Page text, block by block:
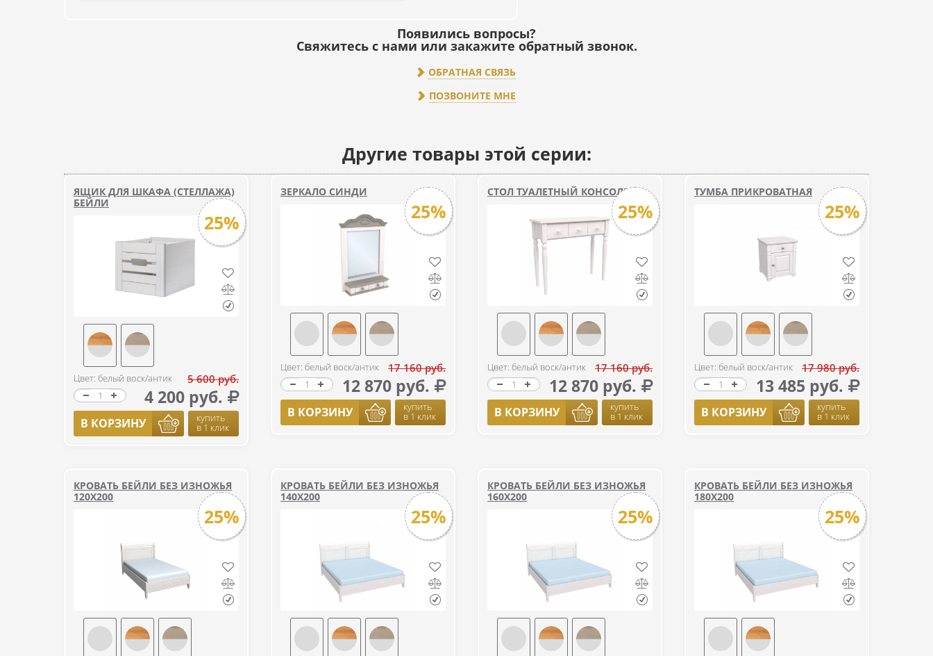
Появились вопросы?
Свяжитесь с нами или закажите обратный звонок.
ОБРАТНАЯ СВЯЗЬ
ПОЗВОНИТЕ МНЕ
Другие товары этой серии:
ЯЩИК ДЛЯ ШКАФА (СТЕЛЛАЖА)
БЕЙЛИ
25%
Цвет: белый воск/антик 5 600 руб.
4 200 руб.
В КОРЗИНУ купить
в 1 клик
ЗЕРКАЛО СИНДИ
25%
Цвет: белый воск/антик 17 160 руб.
12 870 руб.
В КОРЗИНУ купить
в 1 клик
СТОЛ ТУАЛЕТНЫЙ КОНСОЛЕА
25%
Цвет: белый воск/антик 17 160 руб.
12 870 руб.
В КОРЗИНУ купить
в 1 клик
ТУМБА ПРИКРОВАТНАЯ
25%
Цвет: белый воск/антик 17 980 руб.
13 485 руб.
В КОРЗИНУ купить
в 1 клик
КРОВАТЬ БЕЙЛИ БЕЗ ИЗНОЖЬЯ
120Х200
25%
КРОВАТЬ БЕЙЛИ БЕЗ ИЗНОЖЬЯ
140Х200
25%
КРОВАТЬ БЕЙЛИ БЕЗ ИЗНОЖЬЯ
160Х200
25%
КРОВАТЬ БЕЙЛИ БЕЗ ИЗНОЖЬЯ
180Х200
25%